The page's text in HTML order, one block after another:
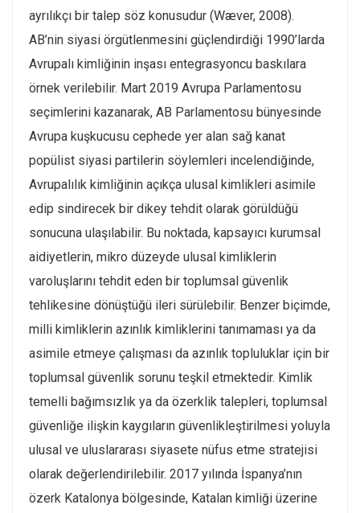
ayrılıkçı bir talep söz konusudur (Wæver, 2008).
AB’nin siyasi örgütlenmesini güçlendirdiği 1990’larda
Avrupalı kimliğinin inşası entegrasyoncu baskılara
örnek verilebilir. Mart 2019 Avrupa Parlamentosu
seçimlerini kazanarak, AB Parlamentosu bünyesinde
Avrupa kuşkucusu cephede yer alan sağ kanat
popülist siyasi partilerin söylemleri incelendiğinde,
Avrupalılık kimliğinin açıkça ulusal kimlikleri asimile
edip sindirecek bir dikey tehdit olarak görüldüğü
sonucuna ulaşılabilir. Bu noktada, kapsayıcı kurumsal
aidiyetlerin, mikro düzeyde ulusal kimliklerin
varoluşlarını tehdit eden bir toplumsal güvenlik
tehlikesine dönüştüğü ileri sürülebilir. Benzer biçimde,
milli kimliklerin azınlık kimliklerini tanımaması ya da
asimile etmeye çalışması da azınlık topluluklar için bir
toplumsal güvenlik sorunu teşkil etmektedir. Kimlik
temelli bağımsızlık ya da özerklik talepleri, toplumsal
güvenliğe ilişkin kaygıların güvenlikleştirilmesi yoluyla
ulusal ve uluslararası siyasete nüfus etme stratejisi
olarak değerlendirilebilir. 2017 yılında İspanya’nın
özerk Katalonya bölgesinde, Katalan kimliği üzerine